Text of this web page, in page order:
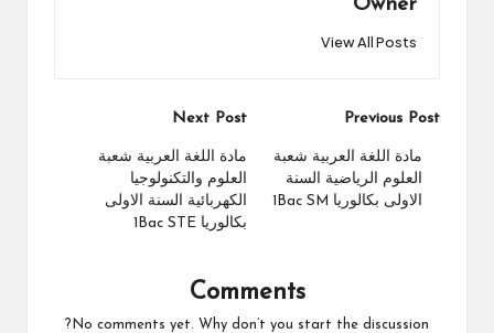
Owner
View All Posts
Post
navigation
Previous Post
مادة اللغة العربية شعبة
العلوم الرياضية السنة
الاولى بكالوريا 1Bac SM
Next Post
مادة اللغة العربية شعبة
العلوم والتكنولوجيا
الكهربائية السنة الاولى
بكالوريا 1Bac STE
Comments
No comments yet. Why don’t you start the discussion?